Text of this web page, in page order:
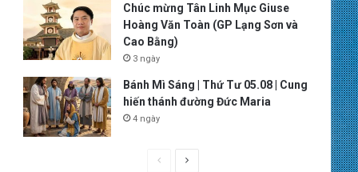
Chúc mừng Tân Linh Mục Giuse
Hoàng Văn Toàn (GP Lạng Sơn và
Cao Bằng)
3 ngày
Bánh Mì Sáng | Thứ Tư 05.08 | Cung
hiến thánh đường Đức Maria
4 ngày